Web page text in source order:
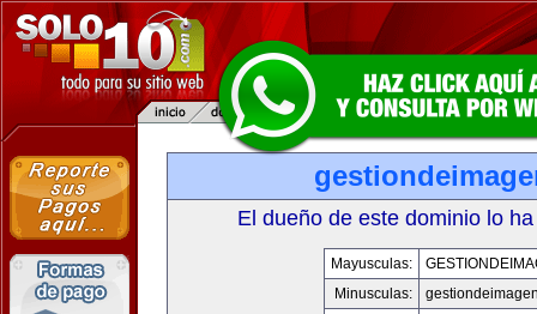
El dueño de este dominio lo
Mayusculas:
Minusculas: